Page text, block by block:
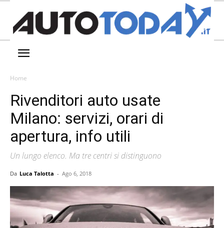
Home
Rivenditori auto usate
Milano: servizi, orari di
apertura, info utili
Un lungo elenco. Ma tre centri si distinguono
Da Luca Talotta - Ago 6, 2018